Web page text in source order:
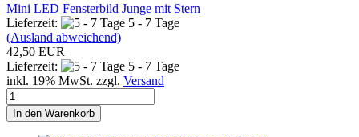
Mini LED Fensterbild Junge mit Stern
Lieferzeit:
5 - 7 Tage
(Ausland abweichend)
42,50 EUR
Lieferzeit:
5 - 7 Tage
inkl. 19% MwSt. zzgl. Versand
In den Warenkorb